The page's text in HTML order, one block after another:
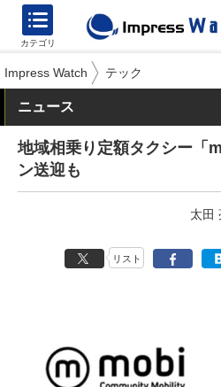
カテゴリ
Impress Watch テック
ニュース
地域相乗り定額タクシー「
ン送迎も
太田
リスト